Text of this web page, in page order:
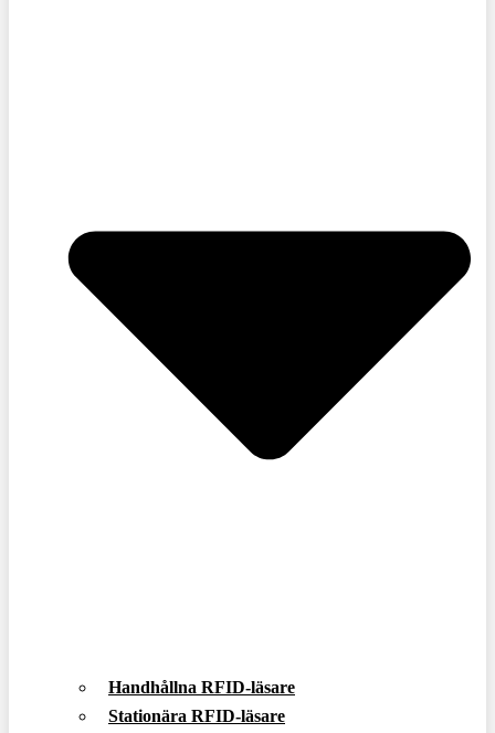
Handhållna RFID-läsare
Stationära RFID-läsare